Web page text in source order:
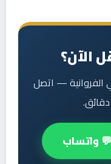
الآن؟
— اتصل
💬 واتساب